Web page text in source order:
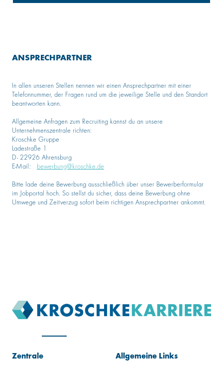
ANSPRECHPARTNER
In allen unseren Stellen nennen wir einen Ansprechpartner mit einer
Telefonnummer, der Fragen rund um die jeweilige Stelle und den Standort
beantworten kann.
Allgemeine Anfragen zum Recruiting kannst du an unsere
Unternehmenszentrale richten:
Kroschke Gruppe
Ladestraße 1
D- 22926 Ahrensburg
E-Mail: bewerbung@kroschke.de
Bitte lade deine Bewerbung ausschließlich über unser Bewerberformular
im Jobportal hoch. So stellst du sicher, dass deine Bewerbung ohne
Umwege und Zeitverzug sofort beim richtigen Ansprechpartner ankommt.
Zentrale Allgemeine Links